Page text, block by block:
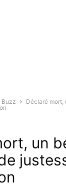
Buzz
Déclaré mort,
un